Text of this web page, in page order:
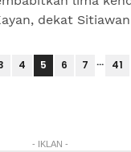
dekat Sitiawan
40,...
4 5 6 7 ... 41
- IKLAN -